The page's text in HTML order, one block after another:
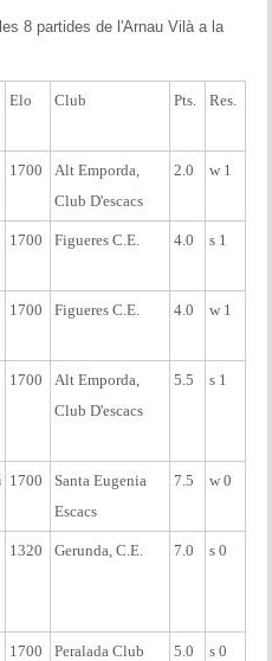
8 partides de l'Arnau Vilà a la
Elo Club Pts. Res.
1700
Alt Emporda,
Club D'escacs
2.0 w 1
1700 Figueres C.E. 4.0 s 1
1700 Figueres C.E. 4.0 w 1
1700
Alt Emporda,
Club D'escacs
5.5 s 1
1700
Santa Eugenia
Escacs
7.5 w 0
1320 Gerunda, C.E. 7.0 s 0
1700
Peralada Club
5.0 s 0